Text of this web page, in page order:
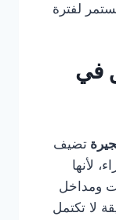
لفترة
في
تضيف
لأنها
ومداخل
لا تكتمل